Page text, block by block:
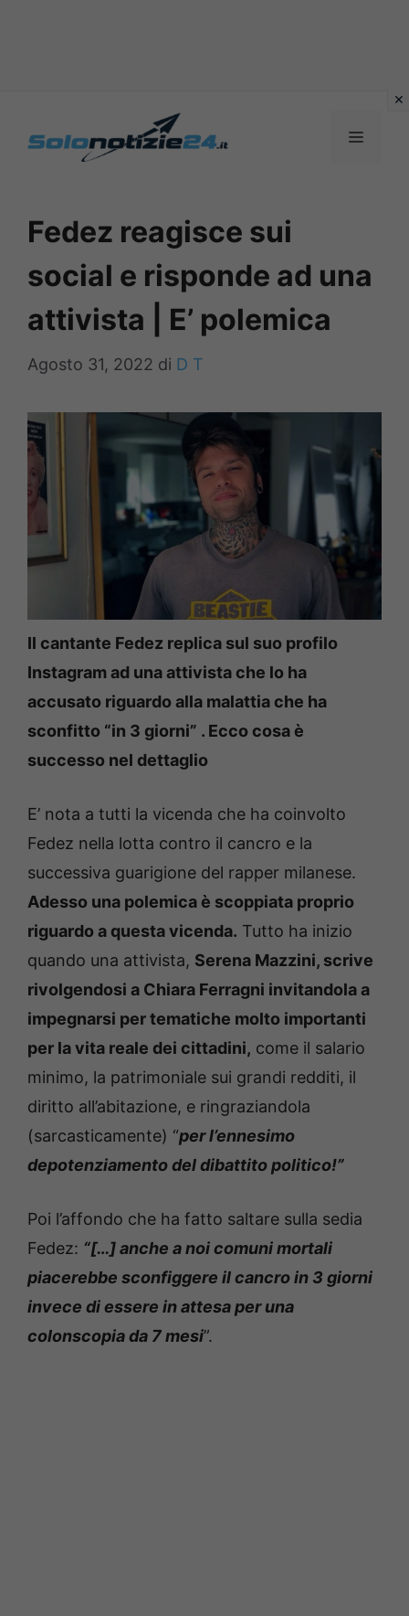
MENU
Fedez reagisce sui
social e risponde ad una
attivista | E’ polemica
Agosto 31, 2022 di D T
Il cantante Fedez replica sul suo profilo
Instagram ad una attivista che lo ha
accusato riguardo alla malattia che ha
sconfitto “in 3 giorni” . Ecco cosa è
successo nel dettaglio
E’ nota a tutti la vicenda che ha coinvolto
Fedez nella lotta contro il cancro e la
successiva guarigione del rapper milanese.
Adesso una polemica è scoppiata proprio
riguardo a questa vicenda. Tutto ha inizio
quando una attivista, Serena Mazzini, scrive
rivolgendosi a Chiara Ferragni invitandola a
impegnarsi per tematiche molto importanti
per la vita reale dei cittadini, come il salario
minimo, la patrimoniale sui grandi redditi, il
diritto all’abitazione, e ringraziandola
(sarcasticamente) “per l’ennesimo
depotenziamento del dibattito politico!”
Poi l’affondo che ha fatto saltare sulla sedia
Fedez: “[…] anche a noi comuni mortali
piacerebbe sconfiggere il cancro in 3 giorni
invece di essere in attesa per una
colonscopia da 7 mesi”.